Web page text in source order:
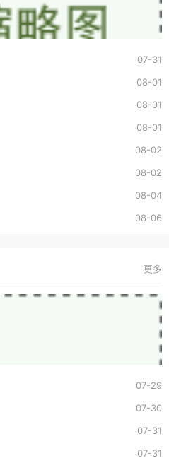
07-31
08-01
08-01
08-01
08-02
08-02
08-04
08-06
更多
07-29
07-30
07-31
07-31